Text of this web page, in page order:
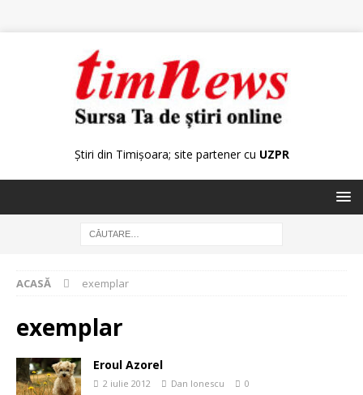
Știri din Timișoara; site partener cu UZPR
ACASĂ exemplar
exemplar
Eroul Azorel
2 iulie 2012 Dan Ionescu 0